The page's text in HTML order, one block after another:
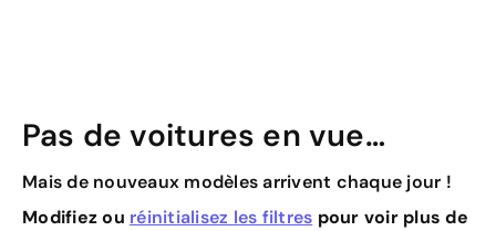
Pas de voitures en vue…
Mais de nouveaux modèles arrivent chaque jour !
Modifiez ou réinitialisez les filtres pour voir plus de